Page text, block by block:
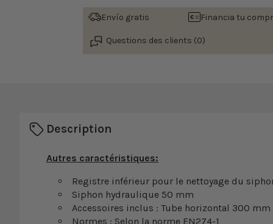
Envío gratis Financia tu
Questions des clients (0)
Description
Autres caractéristiques:
Registre inférieur pour le nettoyage du
Siphon hydraulique 50 mm
Accessoires inclus : Tube horizontal 300 mm
Normes : Selon la norme EN274-1